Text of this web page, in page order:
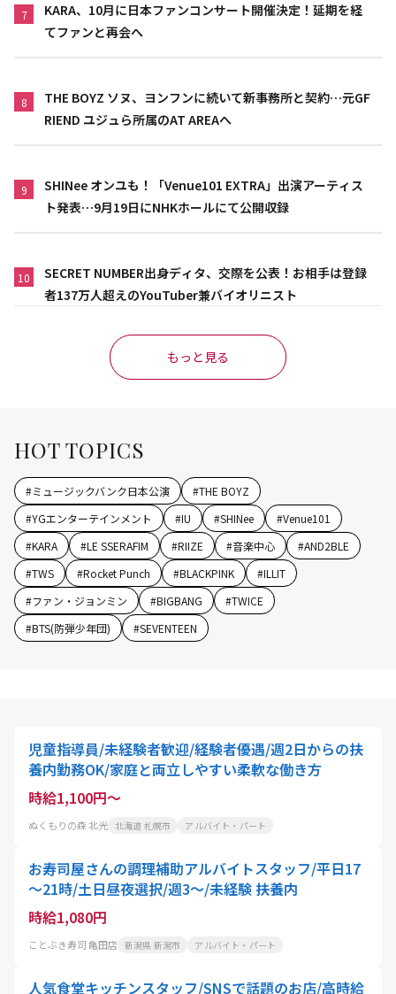
7
KARA、10月に日本ファンコンサート開催決定！延期を経
てファンと再会へ
8
THE BOYZ ソヌ、ヨンフンに続いて新事務所と契約…元GF
RIEND ユジュら所属のAT AREAへ
9
SHINee オンユも！「Venue101 EXTRA」出演アーティス
ト発表…9月19日にNHKホールにて公開収録
10
SECRET NUMBER出身ディタ、交際を公表！お相手は登録
者137万人超えのYouTuber兼バイオリニスト
もっと見る
HOT TOPICS
#ミュージックバンク日本公演 #THE BOYZ
#YGエンターテインメント #IU #SHINee #Venue101
#KARA #LE SSERAFIM #RIIZE #音楽中心 #AND2BLE
#TWS #Rocket Punch #BLACKPINK #ILLIT
#ファン・ジョンミン #BIGBANG #TWICE
#BTS(防弾少年団) #SEVENTEEN
児童指導員/未経験者歓迎/経験者優遇/週2日からの扶
養内勤務OK/家庭と両立しやすい柔軟な働き方
時給1,100円～
ぬくもりの森 北光 北海道 札幌市 アルバイト・パート
お寿司屋さんの調理補助アルバイトスタッフ/平日17
～21時/土日昼夜選択/週3～/未経験 扶養内
時給1,080円
ことぶき寿司 亀田店 新潟県 新潟市 アルバイト・パート
人気食堂キッチンスタッフ/SNSで話題のお店/高時給